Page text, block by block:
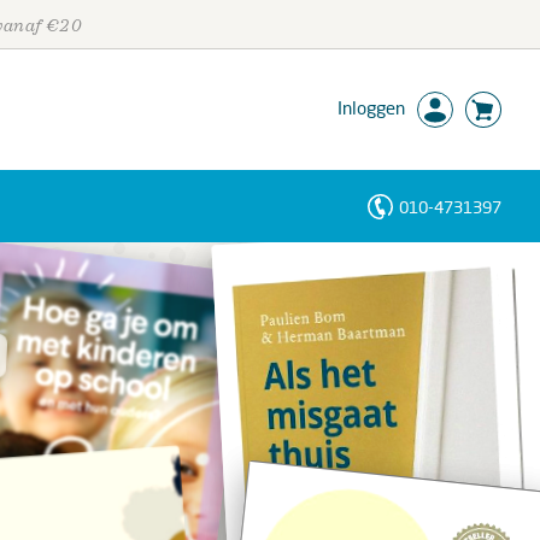
€20
Inloggen
010-4731397
Personen
Trefwoorden